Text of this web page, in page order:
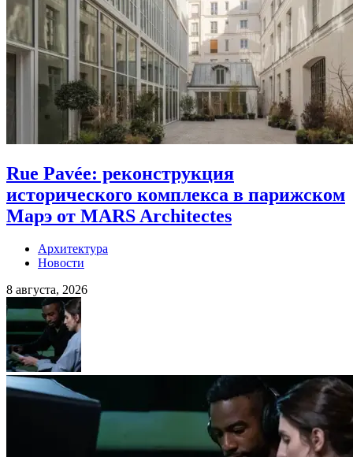
Rue Pavée: реконструкция
исторического комплекса в парижском
Марэ от MARS Architectes
Архитектура
Новости
8 августа, 2026